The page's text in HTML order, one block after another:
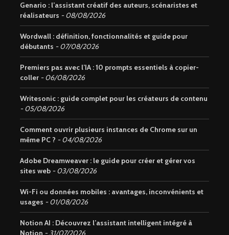
Genario : l’assistant créatif des auteurs, scénaristes et
réalisateurs
08/08/2026
Wordwall : définition, fonctionnalités et guide pour
débutants
07/08/2026
Premiers pas avec l’IA : 10 prompts essentiels à copier-
coller
06/08/2026
Writesonic : guide complet pour les créateurs de contenu
05/08/2026
Comment ouvrir plusieurs instances de Chrome sur un
même PC ?
04/08/2026
Adobe Dreamweaver : le guide pour créer et gérer vos
sites web
03/08/2026
Wi-Fi ou données mobiles : avantages, inconvénients et
usages
01/08/2026
Notion AI : Découvrez l’assistant intelligent intégré à
Notion
31/07/2026